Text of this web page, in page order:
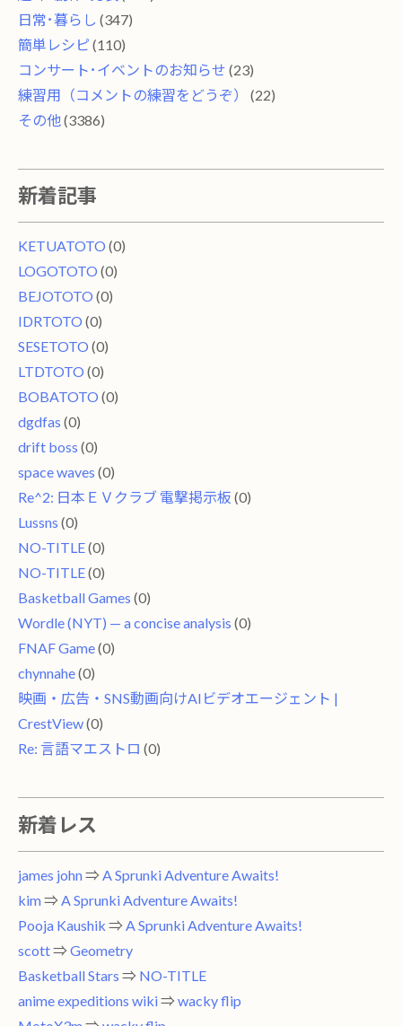
日常･暮らし (347)
簡単レシピ (110)
コンサート･イベントのお知らせ (23)
練習用（コメントの練習をどうぞ）
(22)
その他 (3386)
新着記事
KETUATOTO (0)
LOGOTOTO (0)
BEJOTOTO (0)
IDRTOTO (0)
SESETOTO (0)
LTDTOTO (0)
BOBATOTO (0)
dgdfas (0)
drift boss (0)
space waves (0)
Re^2: 日本ＥＶクラブ 電撃掲示板 (0)
Lussns (0)
NO-TITLE(0)
NO-TITLE(0)
Basketball Games (0)
Wordle (NYT) — a concise analysis (0)
FNAF Game(0)
chynnahe(0)
映画・広告・SNS動画向けAIビデオエージェント |
CrestView(0)
Re: 言語マエストロ (0)
新着レス
james john⇒ A Sprunki Adventure Awaits!
kim⇒ A Sprunki Adventure Awaits!
Pooja Kaushik ⇒ A Sprunki Adventure Awaits!
scott⇒ Geometry
Basketball Stars ⇒ NO-TITLE
anime expeditions wiki⇒ wacky flip